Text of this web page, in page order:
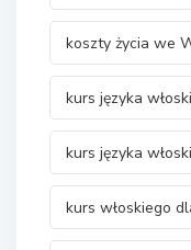
koszty życia we
kurs języka
kurs języka
kurs włoskiego